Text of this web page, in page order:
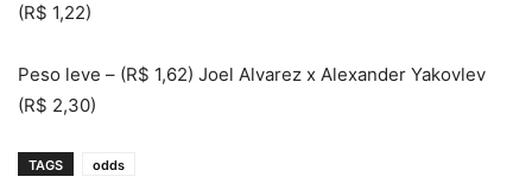
(R$ 1,22)
Peso leve – (R$ 1,62) Joel Alvarez x Alexander Yakovlev
(R$ 2,30)
TAGS odds